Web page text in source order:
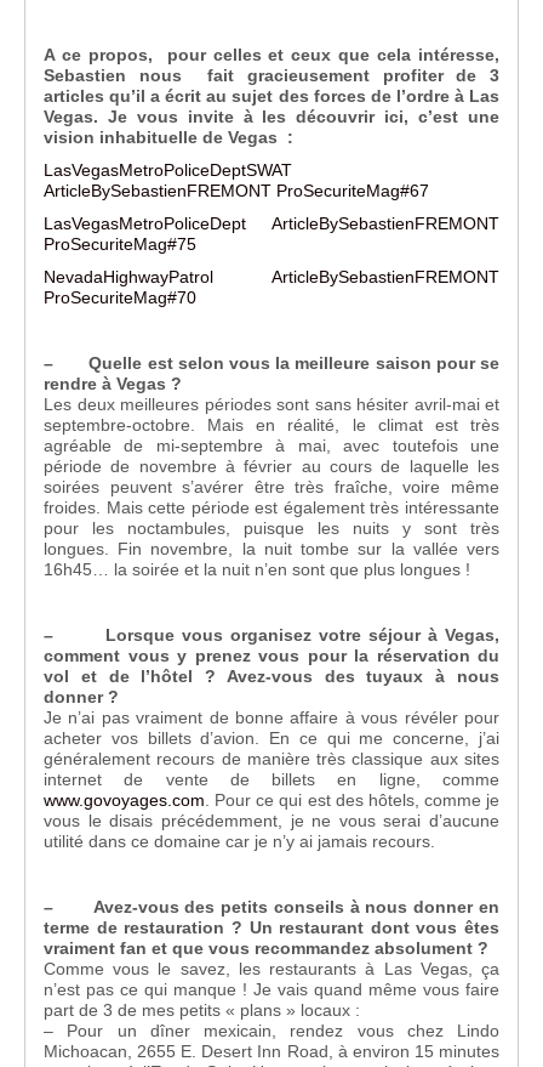
A ce propos, pour celles et ceux que cela intéresse,
Sebastien nous fait gracieusement profiter de 3
articles qu’il a écrit au sujet des forces de l’ordre à Las
Vegas. Je vous invite à les découvrir ici, c’est une
vision inhabituelle de Vegas :
LasVegasMetroPoliceDeptSWAT
ArticleBySebastienFREMONT ProSecuriteMag#67
LasVegasMetroPoliceDept ArticleBySebastienFREMONT
ProSecuriteMag#75
NevadaHighwayPatrol ArticleBySebastienFREMONT
ProSecuriteMag#70
– Quelle est selon vous la meilleure saison pour se
rendre à Vegas ?
Les deux meilleures périodes sont sans hésiter avril-mai et
septembre-octobre. Mais en réalité, le climat est très
agréable de mi-septembre à mai, avec toutefois une
période de novembre à février au cours de laquelle les
soirées peuvent s’avérer être très fraîche, voire même
froides. Mais cette période est également très intéressante
pour les noctambules, puisque les nuits y sont très
longues. Fin novembre, la nuit tombe sur la vallée vers
16h45… la soirée et la nuit n’en sont que plus longues !
– Lorsque vous organisez votre séjour à Vegas,
comment vous y prenez vous pour la réservation du
vol et de l’hôtel ? Avez-vous des tuyaux à nous
donner ?
Je n’ai pas vraiment de bonne affaire à vous révéler pour
acheter vos billets d’avion. En ce qui me concerne, j’ai
généralement recours de manière très classique aux sites
internet de vente de billets en ligne, comme
www.govoyages.com . Pour ce qui est des hôtels, comme je
vous le disais précédemment, je ne vous serai d’aucune
utilité dans ce domaine car je n’y ai jamais recours.
– Avez-vous des petits conseils à nous donner en
terme de restauration ? Un restaurant dont vous êtes
vraiment fan et que vous recommandez absolument ?
Comme vous le savez, les restaurants à Las Vegas, ça
n’est pas ce qui manque ! Je vais quand même vous faire
part de 3 de mes petits « plans » locaux :
– Pour un dîner mexicain, rendez vous chez Lindo
Michoacan, 2655 E. Desert Inn Road, à environ 15 minutes